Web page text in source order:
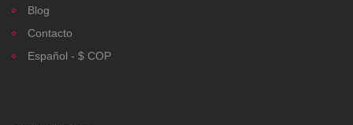
Blog
Contacto
Español - $ COP